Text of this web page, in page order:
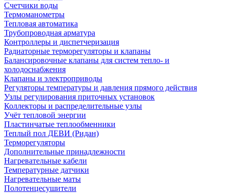
Счетчики воды
Термоманометры
Тепловая автоматика
Трубопроводная арматура
Контроллеры и диспетчеризация
Радиаторные терморегуляторы и клапаны
Балансировочные клапаны для систем тепло- и
холодоснабжения
Клапаны и электроприводы
Регуляторы температуры и давления прямого действия
Узлы регулирования приточных установок
Коллекторы и распределительные узлы
Учёт тепловой энергии
Пластинчатые теплообменники
Теплый пол ДЕВИ (Ридан)
Терморегуляторы
Дополнительные принадлежности
Нагревательные кабели
Температурные датчики
Нагревательные маты
Полотенцесушители